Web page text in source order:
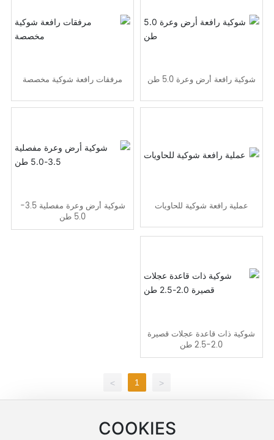
شوكية رافعة أرض وعرة 5.0 طن مرفقات رافعة شوكية مخصصة
عملية رافعة شوكية للحاويات
شوكية أرض وعرة مفصلية 3.5-
5.0 طن
شوكية ذات قاعدة عجلات قصيرة
2.0-2.5 طن
<
1
>
COOKIES